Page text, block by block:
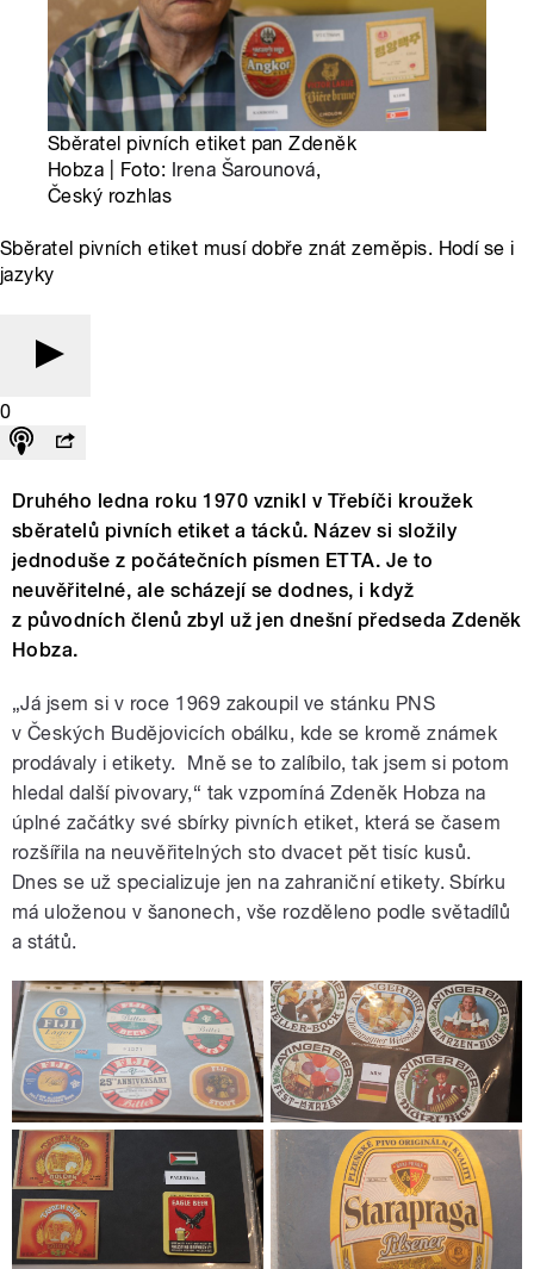
Sběratel pivních etiket pan Zdeněk
Hobza | Foto: Irena Šarounová,
Český rozhlas
Sběratel pivních etiket musí dobře znát zeměpis. Hodí se i
jazyky
0
Druhého ledna roku 1970 vznikl v Třebíči kroužek
sběratelů pivních etiket a tácků. Název si složily
jednoduše z počátečních písmen ETTA. Je to
neuvěřitelné, ale scházejí se dodnes, i když
z původních členů zbyl už jen dnešní předseda Zdeněk
Hobza.
„Já jsem si v roce 1969 zakoupil ve stánku PNS
v Českých Budějovicích obálku, kde se kromě známek
prodávaly i etikety. Mně se to zalíbilo, tak jsem si potom
hledal další pivovary,“ tak vzpomíná Zdeněk Hobza na
úplné začátky své sbírky pivních etiket, která se časem
rozšířila na neuvěřitelných sto dvacet pět tisíc kusů.
Dnes se už specializuje jen na zahraniční etikety. Sbírku
má uloženou v šanonech, vše rozděleno podle světadílů
a států.